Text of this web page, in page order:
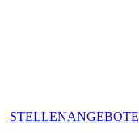
STELLENANGEBOTE